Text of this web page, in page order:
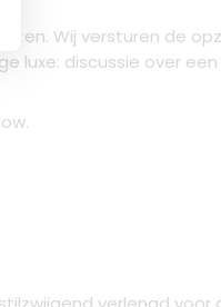
Wij versturen de
luxe: discussie over